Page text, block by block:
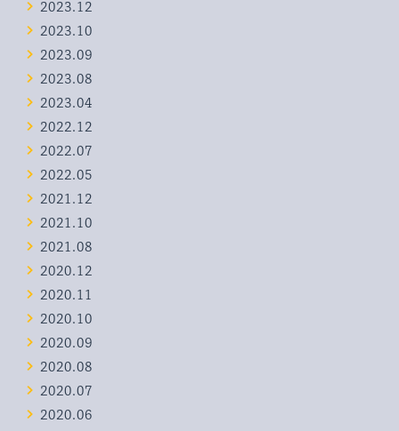
2023.12
2023.10
2023.09
2023.08
2023.04
2022.12
2022.07
2022.05
2021.12
2021.10
2021.08
2020.12
2020.11
2020.10
2020.09
2020.08
2020.07
2020.06